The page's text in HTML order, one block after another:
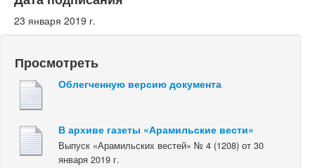
23 января 2019 г.
Просмотреть
Облегченную версию документа
В архиве газеты «Арамильские вести»
Выпуск «Арамильских вестей» № 4 (1208) от 30
января 2019 г.